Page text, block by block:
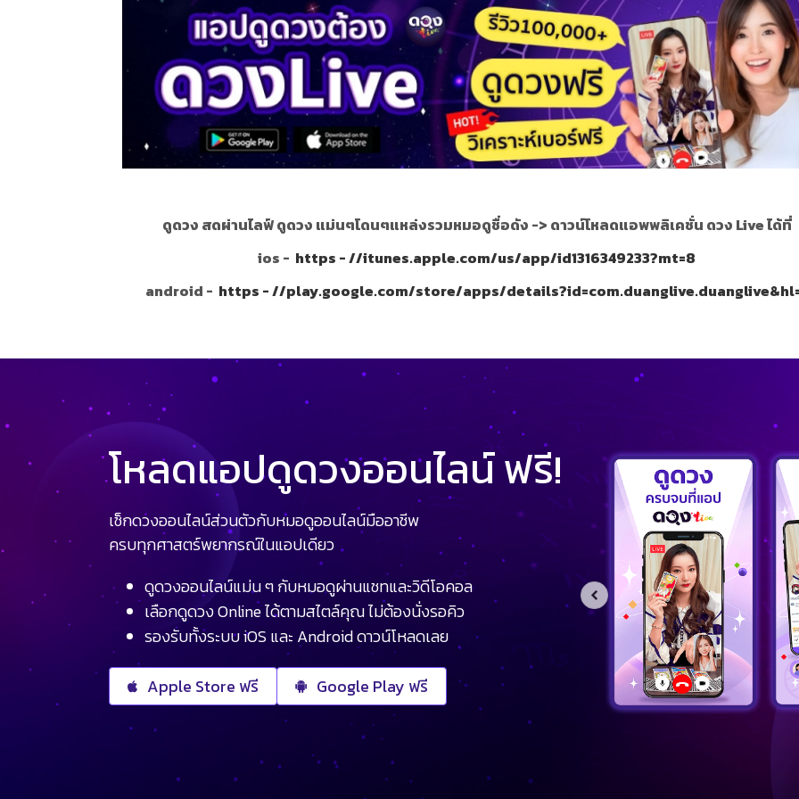
ดูดวง สดผ่านไลฟ์ ดูดวง แม่นๆโดนๆแหล่งรวมหมอดูชื่อดัง -> ดาวน์โหลดแอพพลิเคชั่น ดวง Live ได้ที่
ios - https - //itunes.apple.com/us/app/id1316349233?mt=8
android - https - //play.google.com/store/apps/
โหลดแอปดูดวงออนไลน์ ฟรี!
เช็กดวงออนไลน์ส่วนตัวกับหมอดูออนไลน์มืออาชีพ
ครบทุกศาสตร์พยากรณ์ในแอปเดียว
ดูดวงออนไลน์แม่น ๆ กับหมอดูผ่านแชทและวิดีโอคอล
เลือกดูดวง Online ได้ตามสไตล์คุณ ไม่ต้องนั่งรอคิว
รองรับทั้งระบบ iOS และ Android ดาวน์โหลดเลย
Apple Store ฟรี Google Play ฟรี